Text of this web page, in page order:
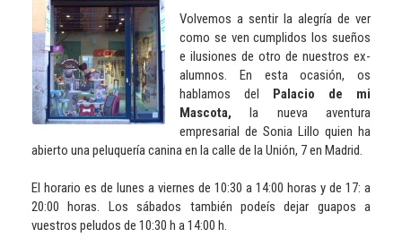
Volvemos a sentir la alegría de ver
como se ven cumplidos los sueños
e ilusiones de otro de nuestros ex-
alumnos. En esta ocasión, os
hablamos del Palacio de mi
Mascota, la nueva aventura
empresarial de Sonia Lillo quien ha
abierto una peluquería canina en la calle de la Unión, 7 en Madrid.
El horario es de lunes a viernes de 10:30 a 14:00 horas y de 17: a
20:00 horas. Los sábados también podeís dejar guapos a
vuestros peludos de 10:30 h a 14:00 h.